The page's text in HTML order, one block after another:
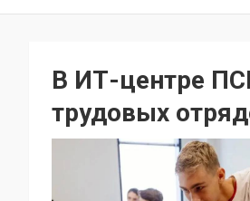
В ИТ-центре
трудовых